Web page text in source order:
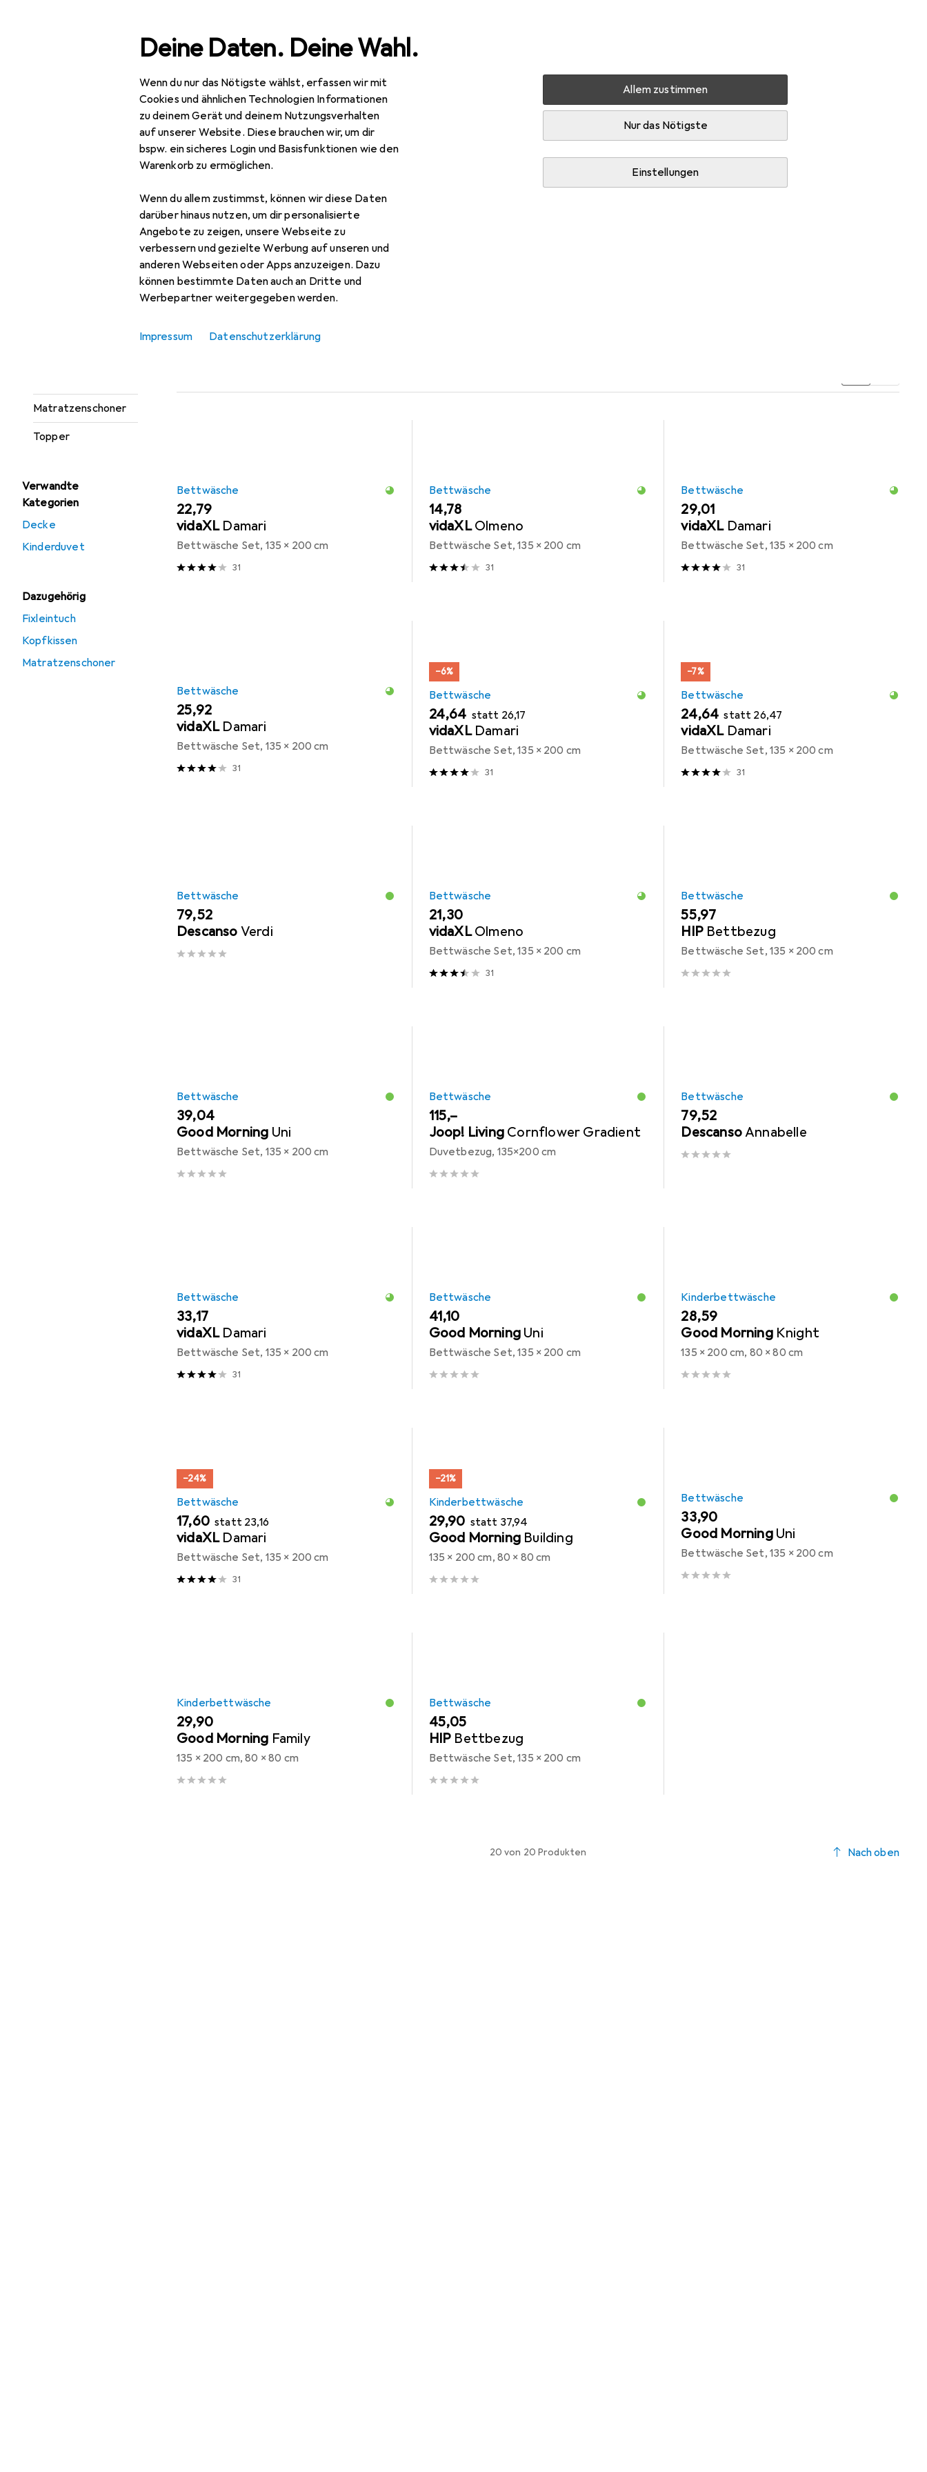
Deine Daten. Deine Wahl.
Wenn du nur das Nötigste wählst, erfassen wir mit
Cookies und ähnlichen Technologien Informationen
zu deinem Gerät und deinem Nutzungsverhalten
auf unserer Website. Diese brauchen wir, um dir
bspw. ein sicheres Login und Basisfunktionen wie den
Warenkorb zu ermöglichen.
Wenn du allem zustimmst, können wir diese Daten
darüber hinaus nutzen, um dir personalisierte
Angebote zu zeigen, unsere Webseite zu
verbessern und gezielte Werbung auf unseren und
anderen Webseiten oder Apps anzuzeigen. Dazu
können bestimmte Daten auch an Dritte und
Werbepartner weitergegeben werden.
Allem zustimmen
Nur das Nötigste
Einstellungen
Impressum Datenschutzerklärung
Navigation nach Kategorien
Matratzenschoner
Topper
Verwandte
Kategorien
Decke
Kinderduvet
Dazugehörig
Fixleintuch
Kopfkissen
Matratzenschoner
Gesamtsortiment Wohnen Heimtextilien Badenia Trendline Princess
EUR
48,89 stattEUR
52,99
Zubehör für Badenia Trendline Princess
Hier findest du passendes Zubehör zum Produkt Badenia Trendline Princess aus den Kategorien Bettwäsche und Kinderbettwäsche.
Beliebt Bettwäsche
Bettwäsche
EUR
22,79
vidaXL Damari
Bettwäsche Set, 135 x 200 cm
31
Bettwäsche
EUR
14,78
vidaXL Olmeno
Bettwäsche Set, 135 x 200 cm
31
Bettwäsche
EUR
29,01
vidaXL Damari
Bettwäsche Set, 135 x 200 cm
31
Bettwäsche
EUR
25,92
vidaXL Damari
Bettwäsche Set, 135 x 200 cm
31
−6%
Bettwäsche
EUR
24,64 statt EUR
26,17
vidaXL Damari
Bettwäsche Set, 135 x 200 cm
31
−7%
Bettwäsche
EUR
24,64 statt EUR
26,47
vidaXL Damari
Bettwäsche Set, 135 x 200 cm
31
Bettwäsche
EUR
79,52
Descanso Verdi
Bettwäsche
EUR
21,30
vidaXL Olmeno
Bettwäsche Set, 135 x 200 cm
31
Bettwäsche
EUR
55,97
HIP Bettbezug
Bettwäsche Set, 135 x 200 cm
Bettwäsche
EUR
39,04
Good Morning Uni
Bettwäsche Set, 135 x 200 cm
Bettwäsche
EUR
115,–
Joop! Living Cornflower Gradient
Duvetbezug, 135x200 cm
Bettwäsche
EUR
79,52
DescansoAnnabelle
Bettwäsche
EUR
33,17
vidaXL Damari
Bettwäsche Set, 135 x 200 cm
31
Bettwäsche
EUR
41,10
Good Morning Uni
Bettwäsche Set, 135 x 200 cm
Kinderbettwäsche
EUR
28,59
Good Morning Knight
135 x 200 cm, 80 x 80 cm
−24%
Bettwäsche
EUR
17,60 statt EUR
23,16
vidaXL Damari
Bettwäsche Set, 135 x 200 cm
31
−21%
Kinderbettwäsche
EUR
29,90 statt EUR
37,94
Good Morning Building
135 x 200 cm, 80 x 80 cm
Bettwäsche
EUR
33,90
Good Morning Uni
Bettwäsche Set, 135 x 200 cm
Kinderbettwäsche
EUR
29,90
Good Morning Family
135 x 200 cm, 80 x 80 cm
Bettwäsche
EUR
45,05
HIP Bettbezug
Bettwäsche Set, 135 x 200 cm
20 von 20 Produkten Nach oben